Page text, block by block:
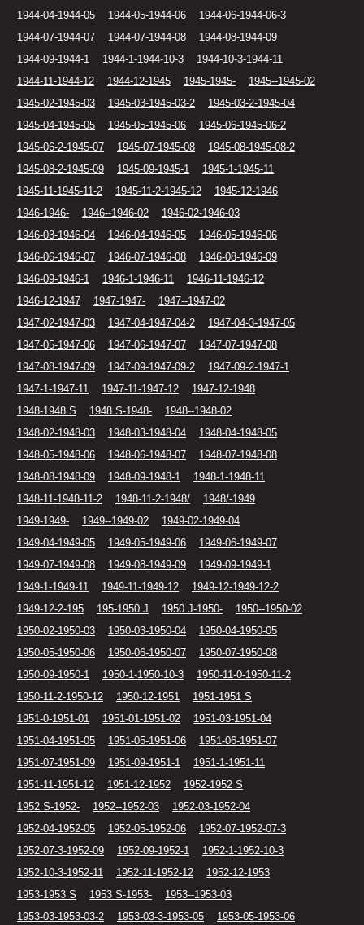
1944-04-1944-05
1944-05-1944-06
1944-06-1944-06-3
1944-07-1944-07
1944-07-1944-08
1944-08-1944-09
1944-09-1944-1
1944-1-1944-10-3
1944-10-3-1944-11
1944-11-1944-12
1944-12-1945 1945-1945-
1945--1945-02
1945-02-1945-03
1945-03-1945-03-2
1945-03-2-1945-04
1945-04-1945-05
1945-05-1945-06
1945-06-1945-06-2
1945-06-2-1945-07
1945-07-1945-08
1945-08-1945-08-2
1945-08-2-1945-09
1945-09-1945-1
1945-1-1945-11
1945-11-1945-11-2
1945-11-2-1945-12
1945-12-1946
1946-1946-
1946--1946-02
1946-02-1946-03
1946-03-1946-04
1946-04-1946-05
1946-05-1946-06
1946-06-1946-07
1946-07-1946-08
1946-08-1946-09
1946-09-1946-1
1946-1-1946-11
1946-11-1946-12
1946-12-1947
1947-1947-
1947--1947-02
1947-02-1947-03
1947-04-1947-04-2
1947-04-3-1947-05
1947-05-1947-06
1947-06-1947-07
1947-07-1947-08
1947-08-1947-09
1947-09-1947-09-2
1947-09-2-1947-1
1947-1-1947-11
1947-11-1947-12
1947-12-1948
1948-1948 S
1948 S-1948-
1948--1948-02
1948-02-1948-03
1948-03-1948-04
1948-04-1948-05
1948-05-1948-06
1948-06-1948-07
1948-07-1948-08
1948-08-1948-09
1948-09-1948-1
1948-1-1948-11
1948-11-1948-11-2
1948-11-2-1948/
1948/-1949
1949-1949-
1949--1949-02
1949-02-1949-04
1949-04-1949-05
1949-05-1949-06
1949-06-1949-07
1949-07-1949-08
1949-08-1949-09
1949-09-1949-1
1949-1-1949-11
1949-11-1949-12
1949-12-1949-12-2
1949-12-2-195
195-1950 J 1950 J-1950-
1950--1950-02
1950-02-1950-03
1950-03-1950-04
1950-04-1950-05
1950-05-1950-06
1950-06-1950-07
1950-07-1950-08
1950-09-1950-1
1950-1-1950-10-3
1950-11-0-1950-11-2
1950-11-2-1950-12
1950-12-1951
1951-1951 S
1951-0-1951-01
1951-01-1951-02
1951-03-1951-04
1951-04-1951-05
1951-05-1951-06
1951-06-1951-07
1951-07-1951-09
1951-09-1951-1
1951-1-1951-11
1951-11-1951-12
1951-12-1952
1952-1952 S
1952 S-1952-
1952--1952-03
1952-03-1952-04
1952-04-1952-05
1952-05-1952-06
1952-07-1952-07-3
1952-07-3-1952-09
1952-09-1952-1
1952-1-1952-10-3
1952-10-3-1952-11
1952-11-1952-12
1952-12-1953
1953-1953 S
1953 S-1953-
1953--1953-03
1953-03-1953-03-2
1953-03-3-1953-05 1953-05-1953-06